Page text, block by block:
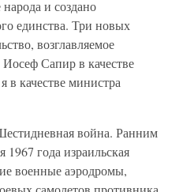
и создано
единства. Три новых
возглавляемое
Сапир в качестве
в качестве министра
война. Ранним
года израильская
военные аэродромы,